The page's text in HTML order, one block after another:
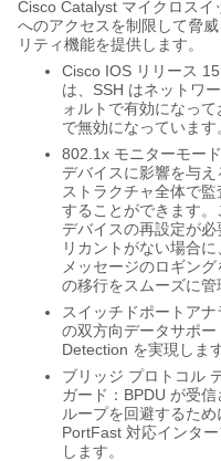
Cisco Catalyst マイクロスイ
へのアクセスを制限して脅
リティ機能を提供します。
Cisco IOS リリース
は、SSH はネットワ
ォルトで有効になっ
で無効になっています
802.1x モニターモー
デバイスに影響を与
ストラクチャ全体で
することができます。
デバイスの再設定が
リカントがない場合
メッセージのロギン
の移行をスムーズに管
スイッチドポートア
の双方向データサポ
Detection を実現します
ブリッジ プロトコル
ガード：BPDU が受
ループを回避するた
PortFast 対応インタ
します。